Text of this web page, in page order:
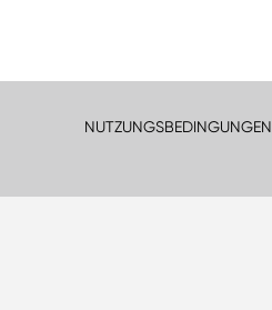
NUTZUNGSBEDINGUNGEN